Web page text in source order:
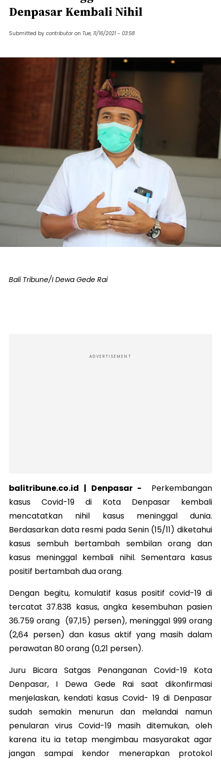
Denpasar Kembali Nihil
Submitted by contributor on Tue, 11/16/2021 - 03:58
Bali Tribune/I Dewa Gede Rai
ADVERTISEMENT
balitribune.co.id | Denpasar - Perkembangan
kasus Covid-19 di Kota Denpasar kembali
mencatatkan nihil kasus meninggal dunia.
Berdasarkan data resmi pada Senin (15/11) diketahui
kasus sembuh bertambah sembilan orang dan
kasus meninggal kembali nihil. Sementara kasus
positif bertambah dua orang.
Dengan begitu, komulatif kasus positif covid-19 di
tercatat 37.838 kasus, angka kesembuhan pasien
36.759 orang (97,15) persen), meninggal 999 orang
(2,64 persen) dan kasus aktif yang masih dalam
perawatan 80 orang (0,21 persen).
Juru Bicara Satgas Penanganan Covid-19 Kota
Denpasar, I Dewa Gede Rai saat dikonfirmasi
menjelaskan, kendati kasus Covid- 19 di Denpasar
sudah semakin menurun dan melandai namun
penularan virus Covid-19 masih ditemukan, oleh
karena itu ia tetap mengimbau masyarakat agar
jangan sampai kendor menerapkan protokol